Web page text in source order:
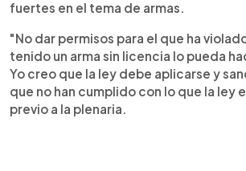
fuertes en el tema de armas.
"No dar permisos para el que ha
tenido un arma sin licencia lo pueda
Yo creo que la ley debe aplicarse y
que no han cumplido con lo que la ley
previo a la plenaria.